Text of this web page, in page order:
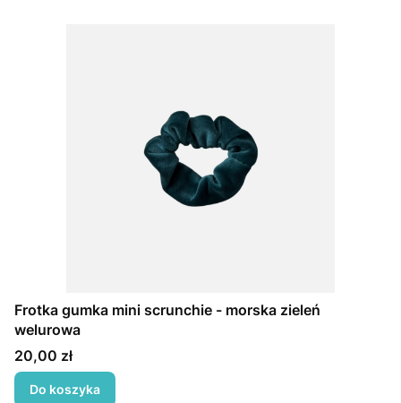
Frotka gumka mini scrunchie - morska zieleń
welurowa
Cena
20,00 zł
Do koszyka